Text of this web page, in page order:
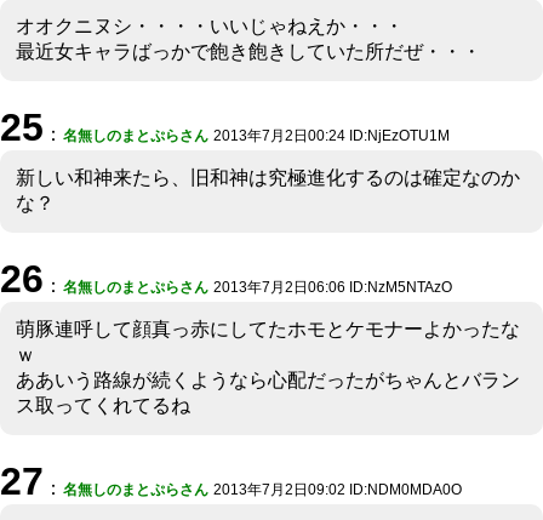
オオクニヌシ・・・・いいじゃねえか・・・
最近女キャラばっかで飽き飽きしていた所だぜ・・・
25 ： 名無しのまとぷらさん 2013年7月2日00:24 ID:NjEzOTU1M
新しい和神来たら、旧和神は究極進化するのは確定なのか
な？
26 ： 名無しのまとぷらさん 2013年7月2日06:06 ID:NzM5NTAzO
萌豚連呼して顔真っ赤にしてたホモとケモナーよかったな
ｗ
ああいう路線が続くようなら心配だったがちゃんとバラン
ス取ってくれてるね
27 ： 名無しのまとぷらさん 2013年7月2日09:02 ID:NDM0MDA0O